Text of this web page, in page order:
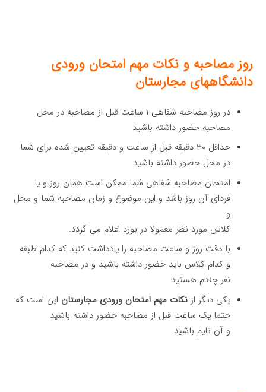
روز مصاحبه و نکات مهم امتحان ورودی
دانشگاههای مجارستان
در روز مصاحبه شفاهی ۱ ساعت قبل از مصاحبه در محل
مصاحبه حضور داشته باشید
حداقل ۳۰ دقیقه قبل از ساعت و دقیقه تعیین شده برای شما
در محل حضور داشته باشید
امتحان مصاحبه شفاهی شما ممکن است همان روز و یا
فردای آن روز باشد و این موضوع و زمان مصاحبه شما و محل
و
کلاس مورد نظر معمولا در بورد اعلام می گردد.
با دقت روز و ساعت مصاحبه را یادداشت کنید که کدام طبقه
و کدام کلاس باید حضور داشته باشید و در مصاحبه
نفر چندم هستید
یکی دیگر از نکات مهم امتحان ورودی مجارستان این است که
حتما یک ساعت قبل از مصاحبه حضور داشته باشید
و آن تایم باشید